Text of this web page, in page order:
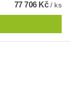
77 706 Kč/ ks